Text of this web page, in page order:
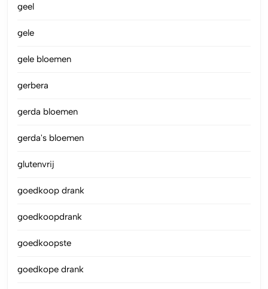
geel
gele
gele bloemen
gerbera
gerda bloemen
gerda's bloemen
glutenvrij
goedkoop drank
goedkoopdrank
goedkoopste
goedkope drank